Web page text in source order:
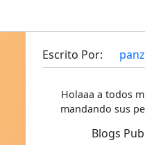
Escrito Por:
Holaaa a todos
mandando sus
Blogs